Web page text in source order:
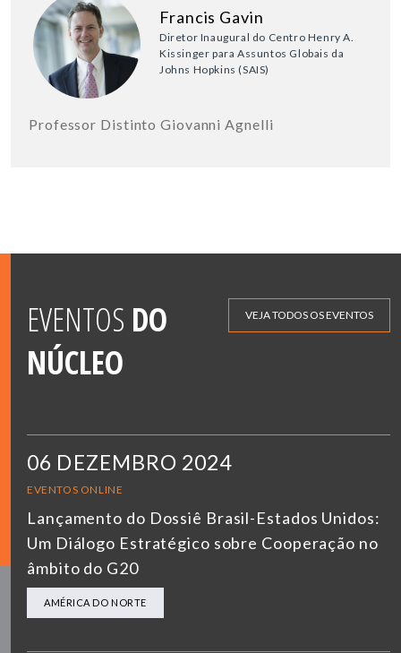
Francis Gavin
Diretor Inaugural do Centro Henry A.
Kissinger para Assuntos Globais da
Johns Hopkins (SAIS)
Professor Distinto Giovanni Agnelli
EVENTOS DO
NÚCLEO
VEJA TODOS OS EVENTOS
06 DEZEMBRO 2024
EVENTOS ONLINE
Lançamento do Dossiê Brasil-Estados Unidos:
Um Diálogo Estratégico sobre Cooperação no
âmbito do G20
AMÉRICA DO NORTE